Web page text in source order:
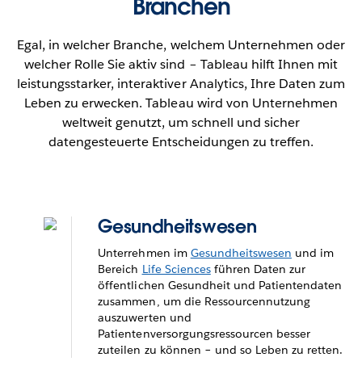
Branchen
Egal, in welcher Branche, welchem Unternehmen oder
welcher Rolle Sie aktiv sind – Tableau hilft Ihnen mit
leistungsstarker, interaktiver Analytics, Ihre Daten zum
Leben zu erwecken. Tableau wird von Unternehmen
weltweit genutzt, um schnell und sicher
datengesteuerte Entscheidungen zu treffen.
Gesundheitswesen
Unterrehmen im Gesundheitswesen und im
Bereich Life Sciencesführen Daten zur
öffentlichen Gesundheit und Patientendaten
zusammen, um die Ressourcennutzung
auszuwerten und
Patientenversorgungsressourcen besser
zuteilen zu können – und so Leben zu retten.